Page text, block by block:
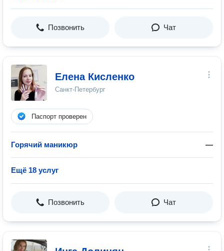
Позвонить Чат
Елена Кисленко
Санкт-Петербург
Паспорт проверен
Горячий маникюр —
Ещё 18 услуг
Позвонить Чат